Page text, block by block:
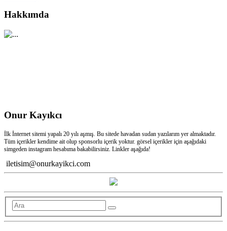
Hakkımda
Onur Kayıkcı
İlk İnternet sitemi yapalı 20 yılı aşmış. Bu sitede havadan sudan yazılarım yer almaktadır.
Tüm içerikler kendime ait olup sponsorlu içerik yoktur. görsel içerikler için aşağıdaki
simgeden instagram hesabıma bakabilirsiniz. Linkler aşağıda!
iletisim@onurkayikci.com